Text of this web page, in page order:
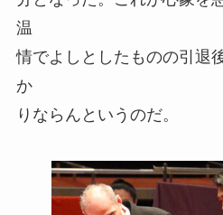
温
情でよしとしたものの引退
か
りならんというのだ。